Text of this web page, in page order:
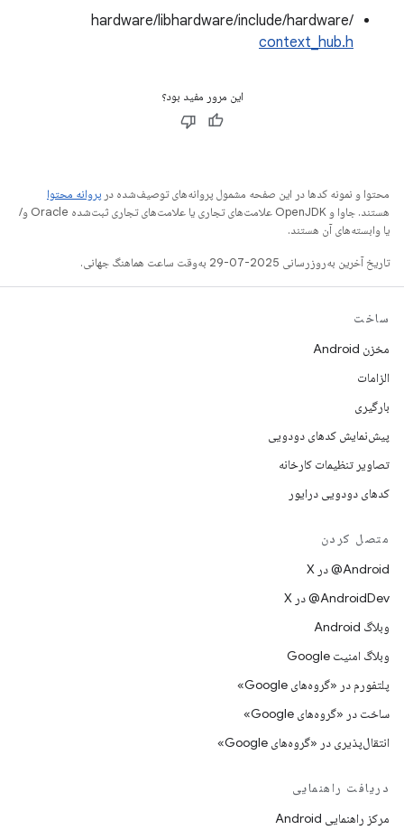
hardware/libhardware/include/hardware/
context_hub.h
این مرور مفید بود؟
محتوا و نمونه کدها در این صفحه مشمول پروانه‌های توصیف‌شده در پروانه محتوا
هستند. جاوا و OpenJDK علامت‌های تجاری یا علامت‌های تجاری ثبت‌شده Oracle و/
یا وابسته‌های آن هستند.
تاریخ آخرین به‌روزرسانی 2025-07-29 به‌وقت ساعت هماهنگ جهانی.
ساخت
مخزن Android
الزامات
بارگیری
پیش‌نمایش کدهای دودویی
تصاویر تنظیمات کارخانه
کدهای دودویی درایور
متصل کردن
‫‎@Android در X
‫‎@AndroidDev در X
وبلاگ Android
وبلاگ امنیت Google
پلتفورم در «گروه‌های Google»
ساخت در «گروه‌های Google»
انتقال‌پذیری در «گروه‌های Google»
دریافت راهنمایی
مرکز راهنمایی Android